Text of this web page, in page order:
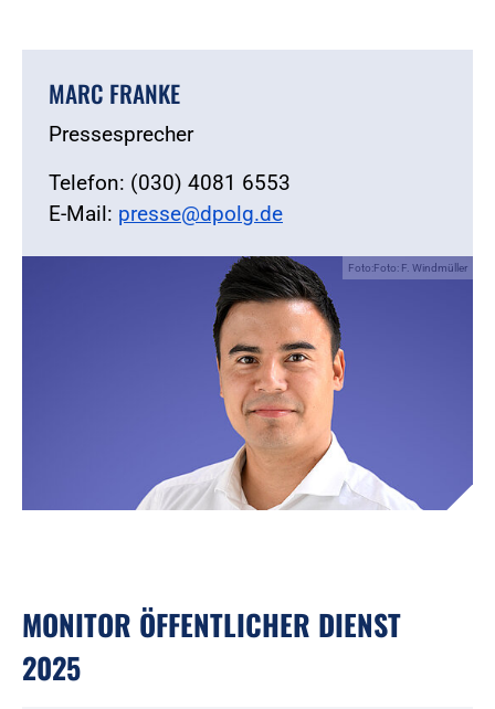
MARC FRANKE
Pressesprecher
Telefon: (030) 4081 6553
E-Mail: presse@dpolg.de
Foto:Foto: F. Windmüller
MONITOR ÖFFENTLICHER DIENST
2025